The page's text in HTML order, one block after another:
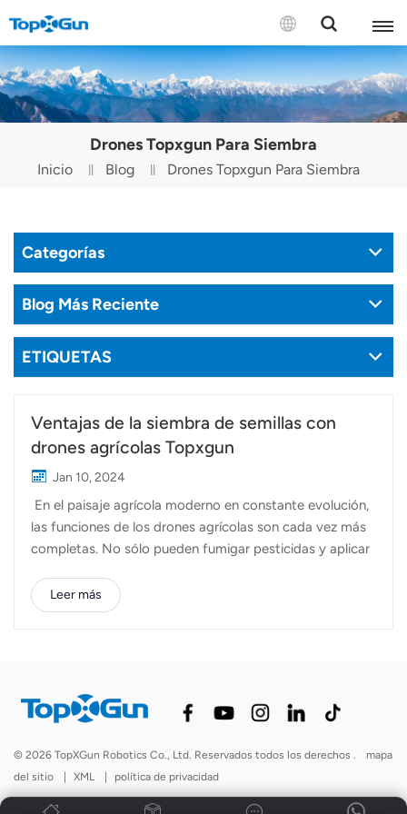
CONTÁCTENOS
English
Español
Português(Portugal)
Português(Brasil)
Türkçe
Drones Topxgun Para Siembra
Inicio Blog Drones Topxgun Para Siembra
Categorías
Blog Más Reciente
ETIQUETAS
Ventajas de la siembra de semillas con
drones agrícolas Topxgun
Jan 10, 2024
En el paisaje agrícola moderno en constante evolución,
las funciones de los drones agrícolas son cada vez más
completas. No sólo pueden fumigar pesticidas y aplicar
proporcionando a los agricultores operaciones precisas
y eficientes y ahorrando muchos costos. Una de las
tradicionales, el dron de Topxgun garantiza una
distribución uniforme de las semillas en la capa superior
profunda de las raíces y a una mayor tasa de
germinación, lo que contribuye a un crecimiento de los
cultivos más sano y robusto. Con el dron...
Leer más
© 2026 TopXGun Robotics Co., Ltd. Reservados todos los derechos .
mapa
del sitio
| XML | política de privacidad